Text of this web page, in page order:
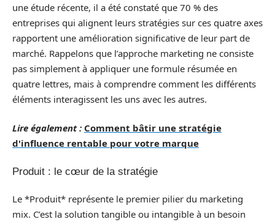
une étude récente, il a été constaté que 70 % des
entreprises qui alignent leurs stratégies sur ces quatre axes
rapportent une amélioration significative de leur part de
marché. Rappelons que l’approche marketing ne consiste
pas simplement à appliquer une formule résumée en
quatre lettres, mais à comprendre comment les différents
éléments interagissent les uns avec les autres.
Lire également : Comment bâtir une stratégie
d'influence rentable pour votre marque
Produit : le cœur de la stratégie
Le *Produit* représente le premier pilier du marketing
mix. C’est la solution tangible ou intangible à un besoin